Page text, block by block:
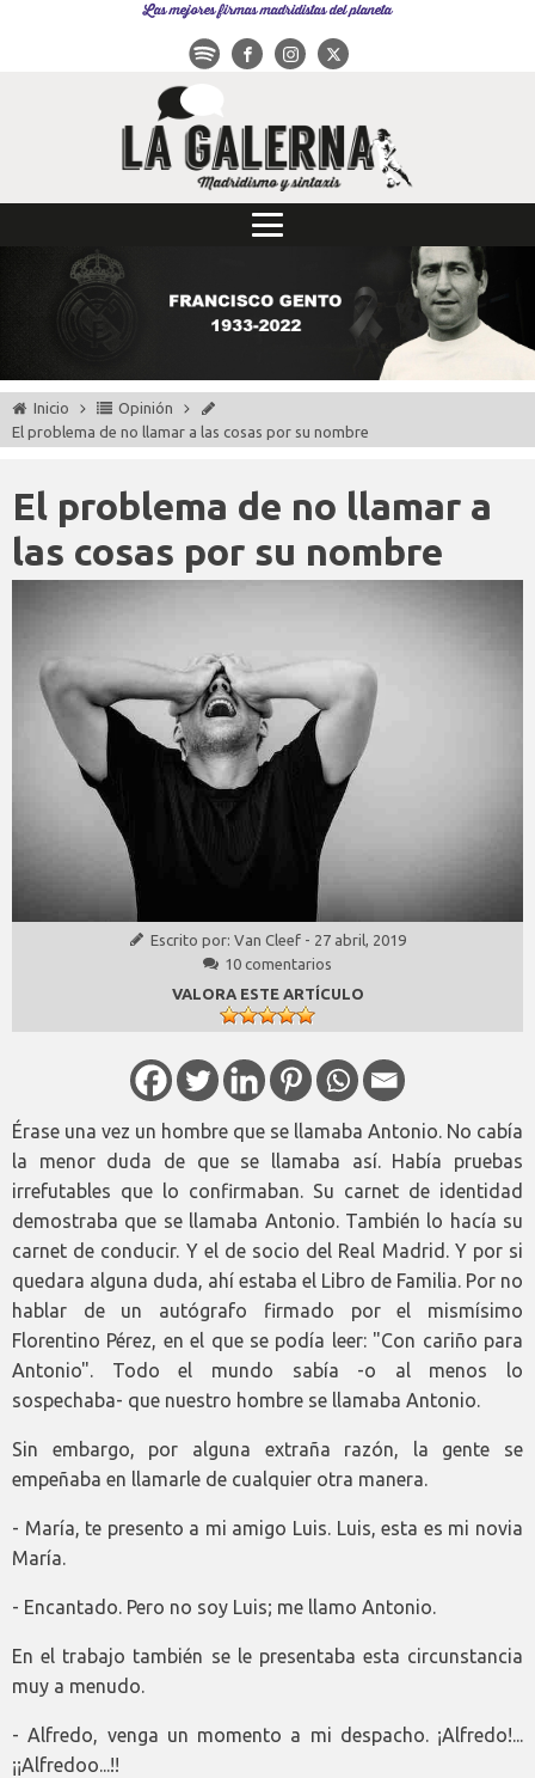
Las mejores firmas madridistas del planeta
Inicio
Opinión
El problema de no llamar a las cosas por su nombre
El problema de no llamar a
las cosas por su nombre
Escrito por: Van Cleef - 27 abril, 2019
10 comentarios
VALORA ESTE ARTÍCULO
Érase una vez un hombre que se llamaba Antonio. No cabía
la menor duda de que se llamaba así. Había pruebas
irrefutables que lo confirmaban. Su carnet de identidad
demostraba que se llamaba Antonio. También lo hacía su
carnet de conducir. Y el de socio del Real Madrid. Y por si
quedara alguna duda, ahí estaba el Libro de Familia. Por no
hablar de un autógrafo firmado por el mismísimo
Florentino Pérez, en el que se podía leer: "Con cariño para
Antonio". Todo el mundo sabía -o al menos lo
sospechaba- que nuestro hombre se llamaba Antonio.
Sin embargo, por alguna extraña razón, la gente se
empeñaba en llamarle de cualquier otra manera.
- María, te presento a mi amigo Luis. Luis, esta es mi novia
María.
- Encantado. Pero no soy Luis; me llamo Antonio.
En el trabajo también se le presentaba esta circunstancia
muy a menudo.
- Alfredo, venga un momento a mi despacho. ¡Alfredo!...
¡¡Alfredoo...!!